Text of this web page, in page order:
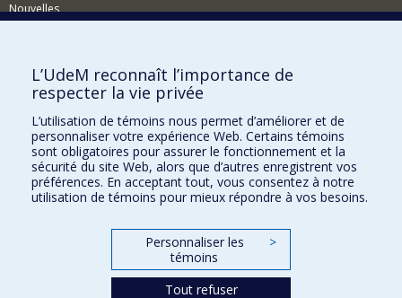
Nouvelles
Comment soutenir le Département?
BESOIN D'AIDE?
Plan du site
Signaler une erreur
Accessibilité
FACULTÉ DES ARTS ET DES SCIENCES
Nos départements et écoles
L’UdeM reconnaît l’importance de
respecter la vie privée
L’utilisation de témoins nous permet d’améliorer et de
personnaliser votre expérience Web. Certains témoins
sont obligatoires pour assurer le fonctionnement et la
sécurité du site Web, alors que d’autres enregistrent vos
préférences. En acceptant tout, vous consentez à notre
utilisation de témoins pour mieux répondre à vos besoins.
Personnaliser les
témoins
>
Tout refuser